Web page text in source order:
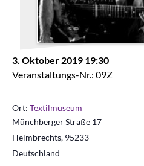
3. Oktober 2019 19:30
Veranstaltungs-Nr.: 09Z
Ort: Textilmuseum
Münchberger Straße 17
Helmbrechts, 95233
Deutschland